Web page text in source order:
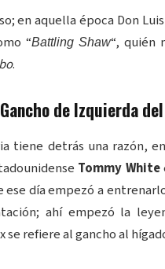
en aquella época Don
“Battling Shaw“, quién
.
de Izquierda
tiene detrás una razón,
Tommy White
día empezó a
ahí empezó la
se refiere al gancho al